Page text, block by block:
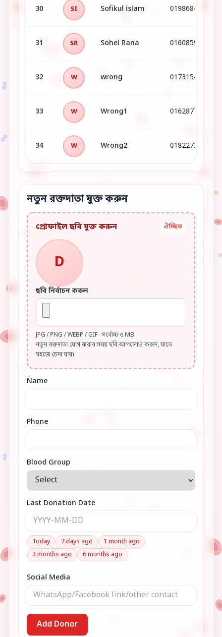
30 SI Sofikul islam 01986848634
31 SR Sohel Rana 01608599899
32 W wrong 01731545370
33 W Wrong1 01628777207
34 W Wrong2 01822722222
নতুন রক্তদাতা যুক্ত করুন
প্রোফাইল ছবি যুক্ত করুন ঐচ্ছিক
D
ছবি নির্বাচন করুন
JPG / PNG / WEBP / GIF · সর্বোচ্চ ৫ MB
নতুন রক্তদাতা যোগ করার সময় ছবি আপলোড করুন, যাতে
সহজে চেনা যায়।
Name
Phone
Blood Group
Last Donation Date
Today 7 days ago
1 month ago
3 months ago
6 months ago
Social Media
Add Donor